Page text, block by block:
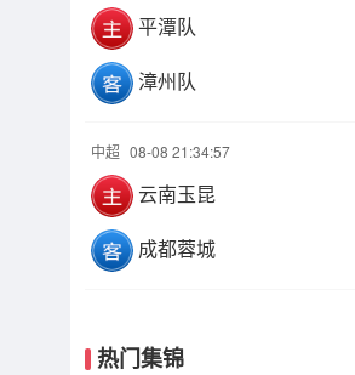
平潭队
漳州队
中超 08-08 21:34:57
云南玉昆
成都蓉城
热门集锦